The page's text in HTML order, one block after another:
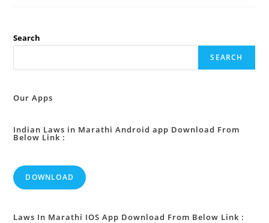
का
पर
Search
SEARCH
Our Apps
Indian Laws in Marathi Android app Download From
Below Link :
DOWNLOAD
Laws In Marathi IOS App Download From Below Link :